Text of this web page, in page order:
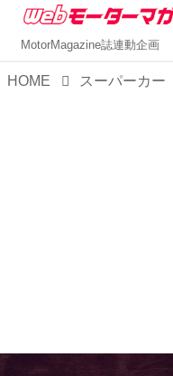
MotorMagazine誌連動企画
HOME スーパーカー